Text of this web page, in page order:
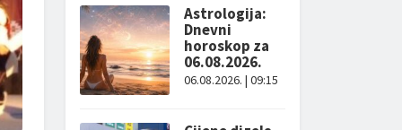
Astrologija:
Dnevni
horoskop za
06.08.2026.
06.08.2026. | 09:15